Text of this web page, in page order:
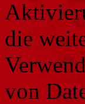
die
von